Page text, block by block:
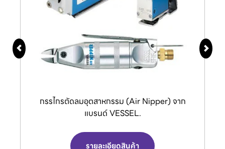
กรรไกรตัดลมอุตสาหกรรม (Air Nipper) จาก
แบรนด์ VESSEL.
รายละเอียดสินค้า